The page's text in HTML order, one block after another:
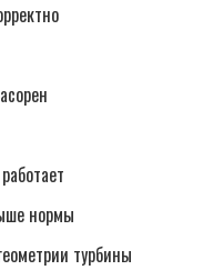
нормы
турбины